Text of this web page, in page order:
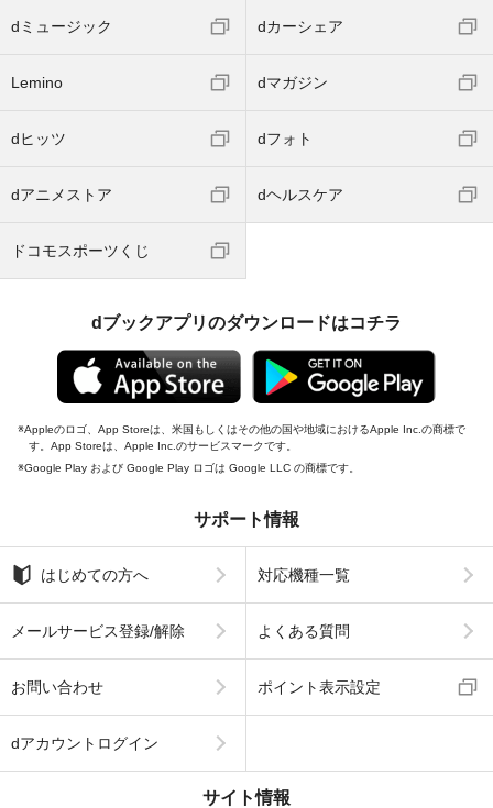
dミュージック dカーシェア
Lemino dマガジン
dヒッツ dフォト
dアニメストア dヘルスケア
ドコモスポーツくじ
dブックアプリのダウンロードはコチラ
Appleのロゴ、App Storeは、米国もしくはその他の国や地域におけるApple Inc.の商標で
す。App Storeは、Apple Inc.のサービスマークです。
Google Play および Google Play ロゴは Google LLC の商標です。
サポート情報
はじめての方へ 対応機種一覧
メールサービス登録/解除 よくある質問
お問い合わせ ポイント表示設定
dアカウントログイン
サイト情報